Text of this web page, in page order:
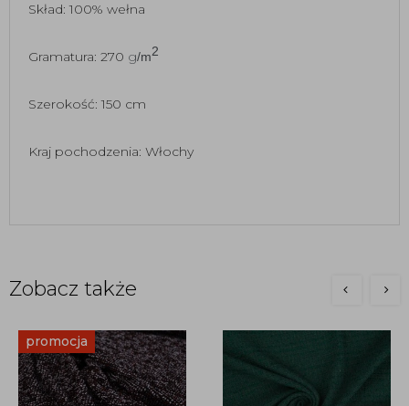
Skład: 100% wełna
Gramatura: 270 g/m2
Szerokość: 150 cm
Kraj pochodzenia: Włochy
Zobacz także
promocja